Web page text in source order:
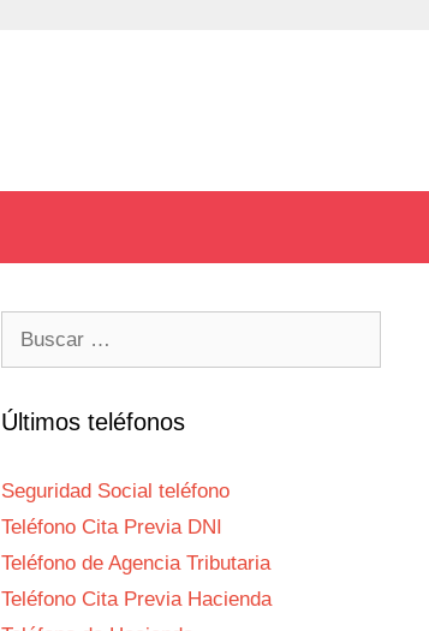
Últimos teléfonos
Seguridad Social teléfono
Teléfono Cita Previa DNI
Teléfono de Agencia Tributaria
Teléfono Cita Previa Hacienda